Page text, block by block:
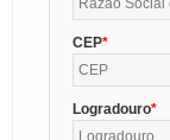
CEP
Logradouro